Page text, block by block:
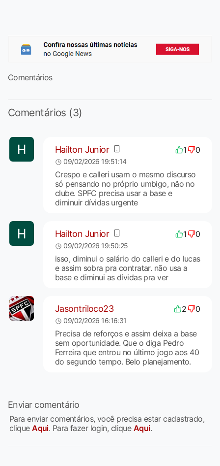
Comentários
Comentários (3)
Hailton Junior 1 0
09/02/2026 19:51:14
Crespo e calleri usam o mesmo discurso
só pensando no próprio umbigo, não no
clube. SPFC precisa usar a base e
diminuir dívidas urgente
Hailton Junior 1 0
09/02/2026 19:50:25
isso, diminui o salário do calleri e do lucas
e assim sobra pra contratar. não usa a
base e diminui as dívidas pra ver
Jasontriloco23 2 0
09/02/2026 16:16:31
Precisa de reforços e assim deixa a base
sem oportunidade. Que o diga Pedro
Ferreira que entrou no último jogo aos 40
do segundo tempo. Belo planejamento.
Enviar comentário
Para enviar comentários, você precisa estar cadastrado,
cliqueAqui. Para fazer login, clique Aqui.